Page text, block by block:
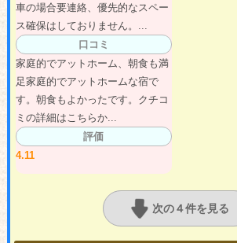
車の場合要連絡、優先的なスペー
ス確保はしておりません。...
口コミ
家庭的でアットホーム、朝食も満
足家庭的でアットホームな宿で
す。朝食もよかったです。クチコ
ミの詳細はこちらか...
評価
4.11
次の４件を見る